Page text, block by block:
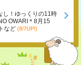
し！ゆっくりの11時
OWARI＊8月15
など (8/7UP!)